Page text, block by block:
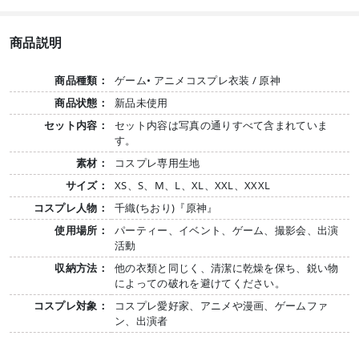
商品説明
商品種類：
ゲーム• アニメコスプレ衣装 / 原神
商品状態：
新品未使用
セット内容：
セット内容は写真の通りすべて含まれていま
す。
素材：
コスプレ専用生地
サイズ：
XS、S、M、L、XL、XXL、XXXL
コスプレ人物：
千織(ちおり)『原神』
使用場所：
パーティー、イベント、ゲーム、撮影会、出演
活動
収納方法：
他の衣類と同じく、清潔に乾燥を保ち、鋭い物
によっての破れを避けてください。
コスプレ対象：
コスプレ愛好家、アニメや漫画、ゲームファ
ン、出演者